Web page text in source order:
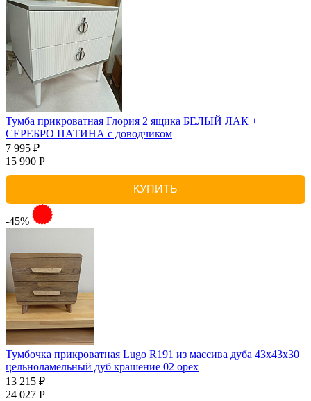
Тумба прикроватная Глория 2 ящика БЕЛЫЙ ЛАК +
СЕРЕБРО ПАТИНА с доводчиком
7 995 ₽
15 990 Р
КУПИТЬ
-45%
Тумбочка прикроватная Lugo R191 из массива дуба 43х43х30
цельноламельный дуб крашение 02 орех
13 215 ₽
24 027 Р